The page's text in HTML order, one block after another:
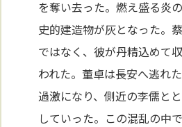
を奪い去った。燃え盛る炎
史的建造物が灰となった。
ではなく、彼が丹精込めて
われた。董卓は長安へ逃れ
過激になり、側近の李儒と
していった。この混乱の中